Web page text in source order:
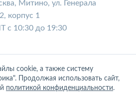
Митино, ул. Генерала
корпус 1
с 10:30 до 19:30
cookie, а также систему
Продолжая использовать сайт,
политикой конфиденциальности.